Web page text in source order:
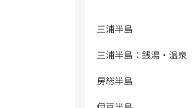
三浦半島
三浦半島：銭湯・温泉
房総半島